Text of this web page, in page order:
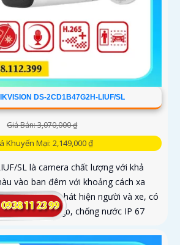
DS-2CD1B47G2H-LIUF/SL
Giá Bán: 3,070,000 ₫
Khuyến Mại: 2,149,000 ₫
SL là camera chất lượng với khả
vào ban đêm với khoảng cách xa
cao như phát hiện người và xe, có
thẻ nhớ 512gb, chống nước IP 67